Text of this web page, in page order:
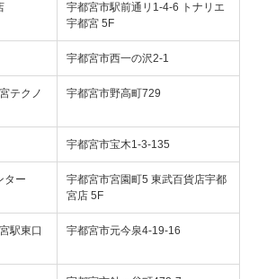
宇都宮市駅前通リ1-4-6 トナリエ
宇都宮 5F
宇都宮市西一の沢2-1
テクノ
宇都宮市野高町729
宇都宮市宝木1-3-135
ター
宇都宮市宮園町5 東武百貨店宇都
宮店 5F
駅東口
宇都宮市元今泉4-19-16